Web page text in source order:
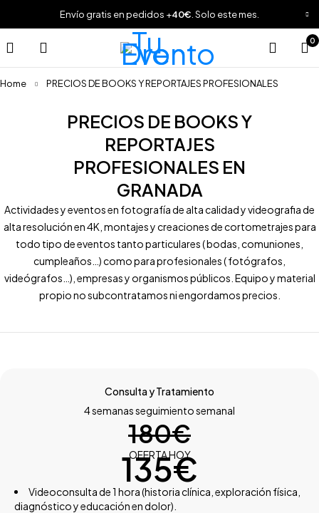
Envío gratis en pedidos +40€ . Solo este mes.
0
Home PRECIOS DE BOOKS Y REPORTAJES PROFESIONALES
PRECIOS DE BOOKS Y
REPORTAJES
PROFESIONALES EN
GRANADA
Actividades y eventos en fotografía de alta calidad y videografia de
alta resolución en 4K, montajes y creaciones de cortometrajes para
todo tipo de eventos tanto particulares ( bodas, comuniones,
cumpleaños…) como para profesionales ( fotógrafos,
videógrafos…), empresas y organismos públicos. Equipo y material
propio no subcontratamos ni engordamos precios.
Consulta y Tratamiento
4 semanas seguimiento semanal
180€
OFERTA HOY
135€
Videoconsulta de 1 hora (historia clínica, exploración física,
diagnóstico y educación en dolor).